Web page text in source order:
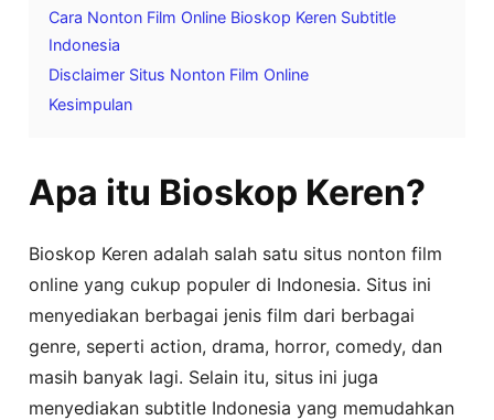
Cara Nonton Film Online Bioskop Keren Subtitle
Indonesia
Disclaimer Situs Nonton Film Online
Kesimpulan
Apa itu Bioskop Keren?
Bioskop Keren adalah salah satu situs nonton film
online yang cukup populer di Indonesia. Situs ini
menyediakan berbagai jenis film dari berbagai
genre, seperti action, drama, horror, comedy, dan
masih banyak lagi. Selain itu, situs ini juga
menyediakan subtitle Indonesia yang memudahkan